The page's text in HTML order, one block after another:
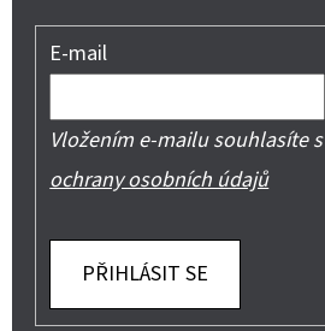
E-mail
Vložením e-mailu souhlasíte s
ochrany osobních údajů
PŘIHLÁSIT SE